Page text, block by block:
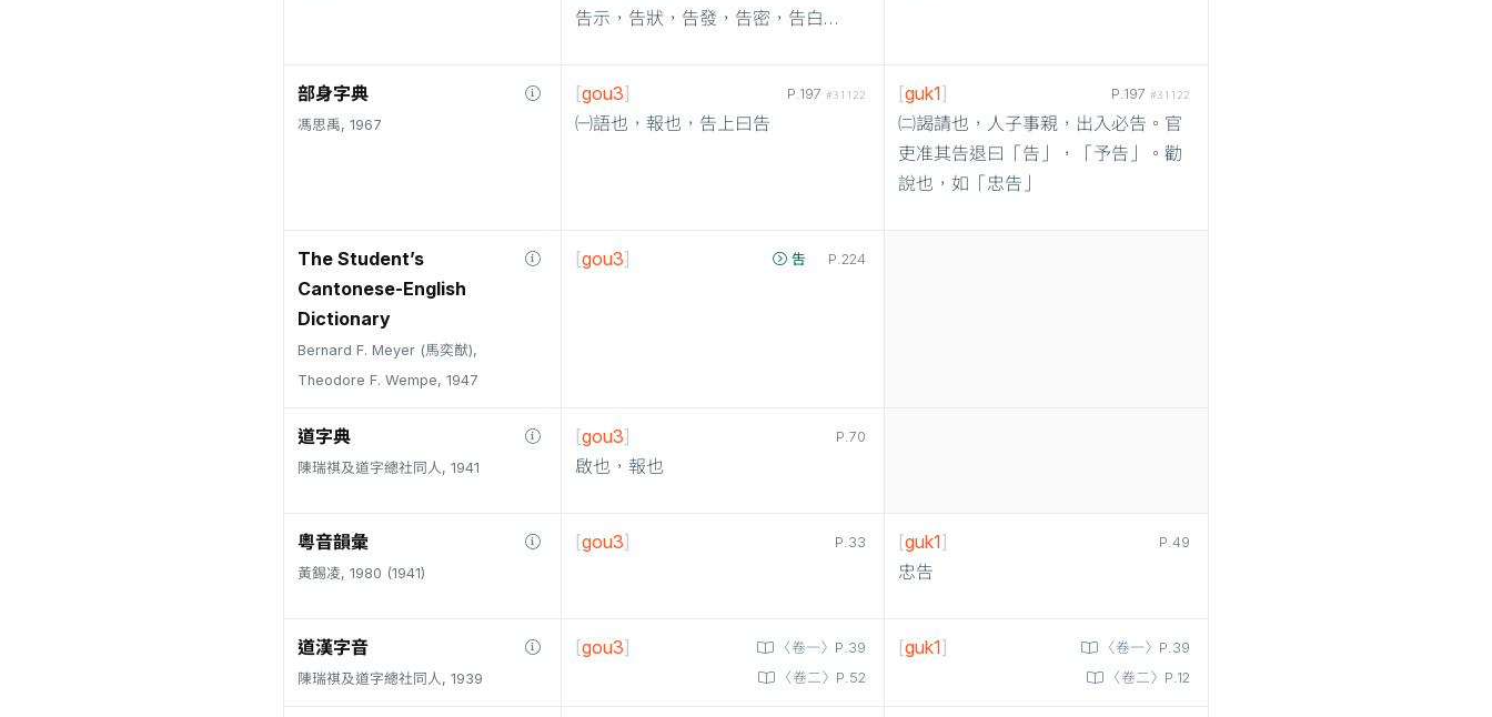
告示，告狀，告發，告密，告白…
部身字典
馮思禹, 1967
P.197 #31122
[gou3]
㈠語也，報也，告上曰告
P.197 #31122
[guk1]
㈡謁請也，人子事親，出入必告。官
吏准其告退曰「告」，「予告」。勸
說也，如「忠告」
The Student’s
Cantonese-English
Dictionary
Bernard F. Meyer (馬奕猷),
Theodore F. Wempe, 1947
吿 P.224
[gou3]
道字典
陳瑞祺及道字總社同人, 1941
P.70
[gou3]
啟也，報也
粵音韻彙
黃錫凌, 1980 (1941)
P.33
[gou3] P.49
[guk1]
忠告
道漢字音
陳瑞祺及道字總社同人, 1939
〈卷一〉P.39
〈卷二〉P.52
[gou3]
〈卷一〉P.39
〈卷二〉P.12
[guk1]